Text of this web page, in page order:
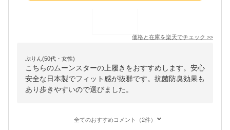
価格と在庫を楽天でチェック >>
ぷりん(50代・女性)
こちらのムーンスターの上履きをおすすめします。安心
安全な日本製でフィット感が抜群です。抗菌防臭効果も
あり歩きやすいので選びました。
全てのおすすめコメント（2件）